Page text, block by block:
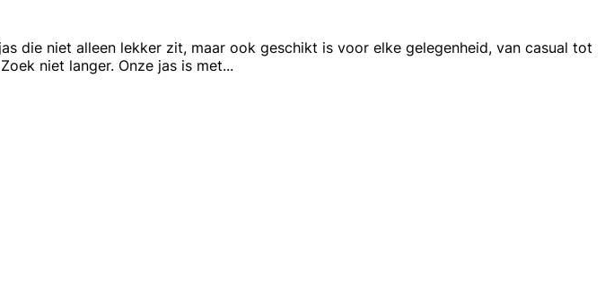
die niet alleen lekker zit, maar ook geschikt is voor elke gelegenheid, van casual tot
niet langer. Onze jas is met...